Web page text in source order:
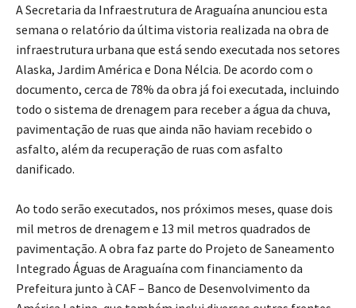
A Secretaria da Infraestrutura de Araguaína anunciou esta
semana o relatório da última vistoria realizada na obra de
infraestrutura urbana que está sendo executada nos setores
Alaska, Jardim América e Dona Nélcia. De acordo com o
documento, cerca de 78% da obra já foi executada, incluindo
todo o sistema de drenagem para receber a água da chuva,
pavimentação de ruas que ainda não haviam recebido o
asfalto, além da recuperação de ruas com asfalto
danificado.
Ao todo serão executados, nos próximos meses, quase dois
mil metros de drenagem e 13 mil metros quadrados de
pavimentação. A obra faz parte do Projeto de Saneamento
Integrado Águas de Araguaína com financiamento da
Prefeitura junto à CAF – Banco de Desenvolvimento da